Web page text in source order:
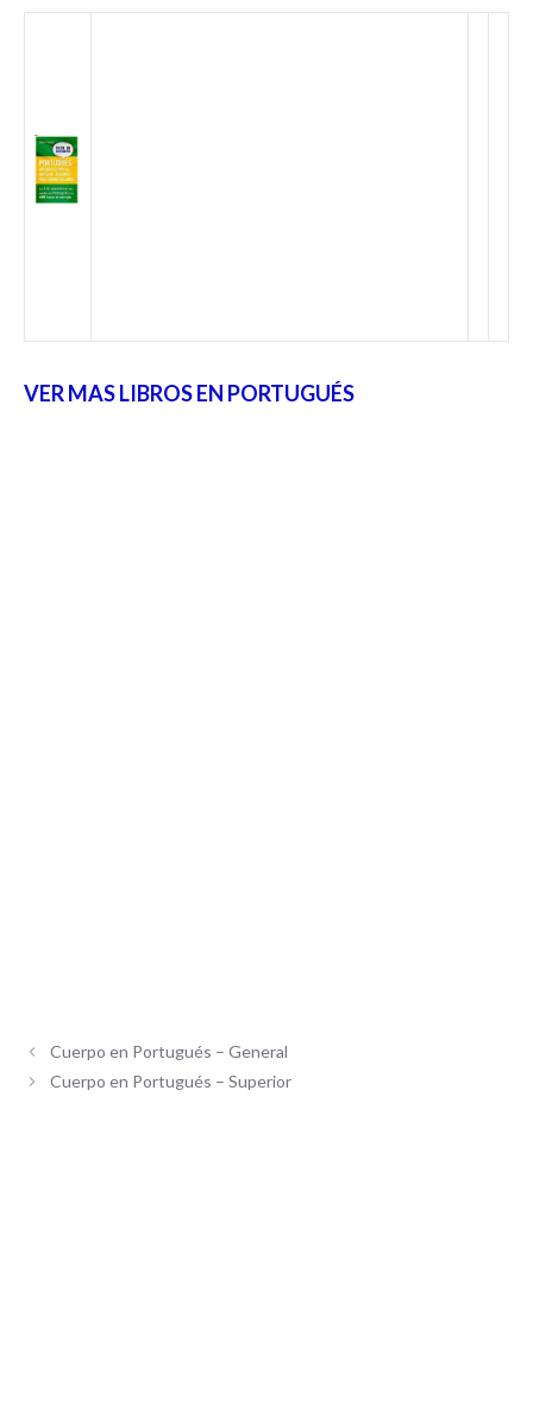
VER MAS LIBROS EN PORTUGUÉS
Cuerpo en Portugués – General
Cuerpo en Portugués – Superior